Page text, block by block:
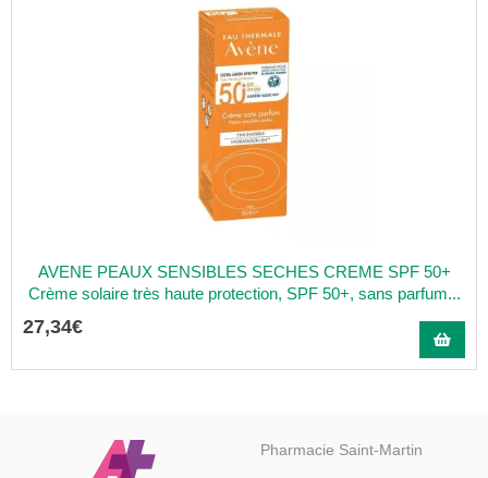
AVENE PEAUX SENSIBLES SECHES CREME SPF 50+
Crème solaire très haute protection, SPF 50+, sans parfum...
27,34€
Pharmacie Saint-Martin